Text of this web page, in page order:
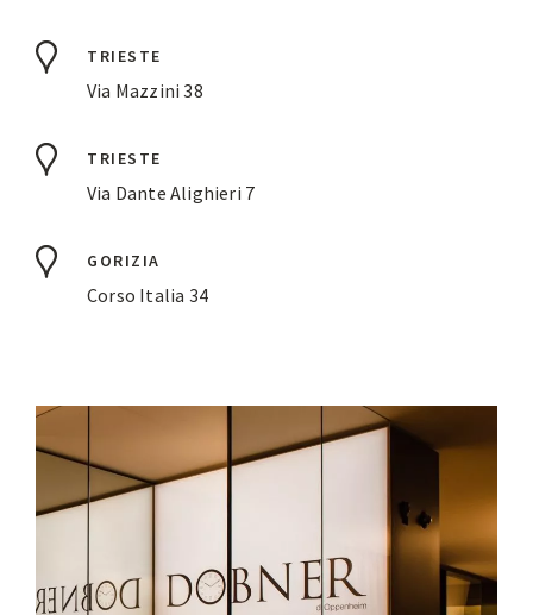
TRIESTE
Via Mazzini 38
TRIESTE
Via Dante Alighieri 7
GORIZIA
Corso Italia 34